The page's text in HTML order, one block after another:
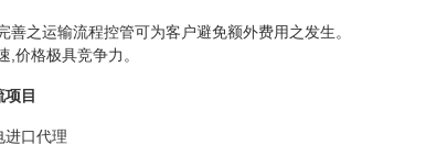
善之运输流程控管可为客户避免额外费用之发生。
,价格极具竞争力。
项目
进口代理